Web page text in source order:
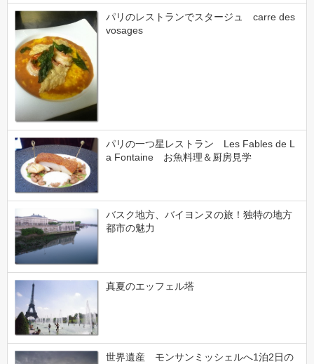
パリのレストランでスタージュ carre des
vosages
パリの一つ星レストラン Les Fables de L
a Fontaine お魚料理＆厨房見学
バスク地方、バイヨンヌの旅！独特の地方
都市の魅力
真夏のエッフェル塔
世界遺産 モンサンミッシェルへ1泊2日の